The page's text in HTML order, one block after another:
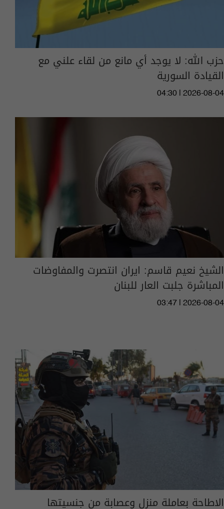
حزب الله: لا يوجد أي مانع من لقاء علني مع
القيادة السورية
04:30 | 2026-08-04
الشيخ نعيم قاسم: ايران انتصرت والمفاوضات
المباشرة جلبت العار للبنان
03:47 | 2026-08-04
الاطاحة بعاملة منزل وعصابة من جنسيتها